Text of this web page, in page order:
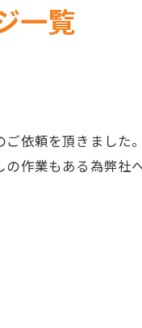
一覧
依頼を頂きました
作業もある為弊社